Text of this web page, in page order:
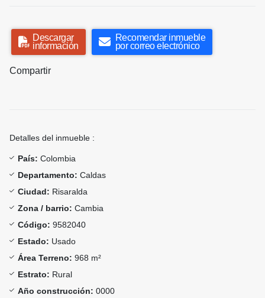
Descargar
información
Recomendar inmueble
por correo electrónico
Compartir
Detalles del inmueble :
País: Colombia
Departamento: Caldas
Ciudad: Risaralda
Zona / barrio: Cambia
Código: 9582040
Estado: Usado
Área Terreno: 968 m²
Estrato: Rural
Año construcción: 0000